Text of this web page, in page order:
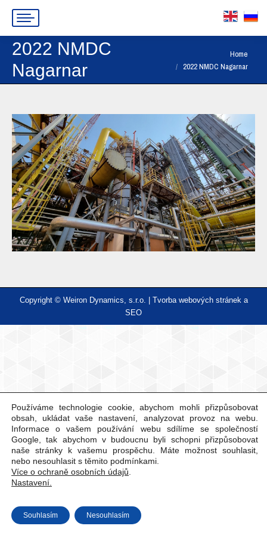
2022 NMDC
Nagarnar
Home
2022 NMDC Nagarnar
Copyright © Weiron Dynamics, s.r.o. | Tvorba webových stránek a
SEO
Používáme technologie cookie, abychom mohli přizpůsobovat
obsah, ukládat vaše nastavení, analyzovat provoz na webu.
Informace o vašem používání webu sdílíme se společností
Google, tak abychom v budoucnu byli schopni přizpůsobovat
naše stránky k vašemu prospěchu. Máte možnost souhlasit,
nebo nesouhlasit s těmito podmínkami.
Více o ochraně osobních údajů
Nastavení.
Souhlasím Nesouhlasím